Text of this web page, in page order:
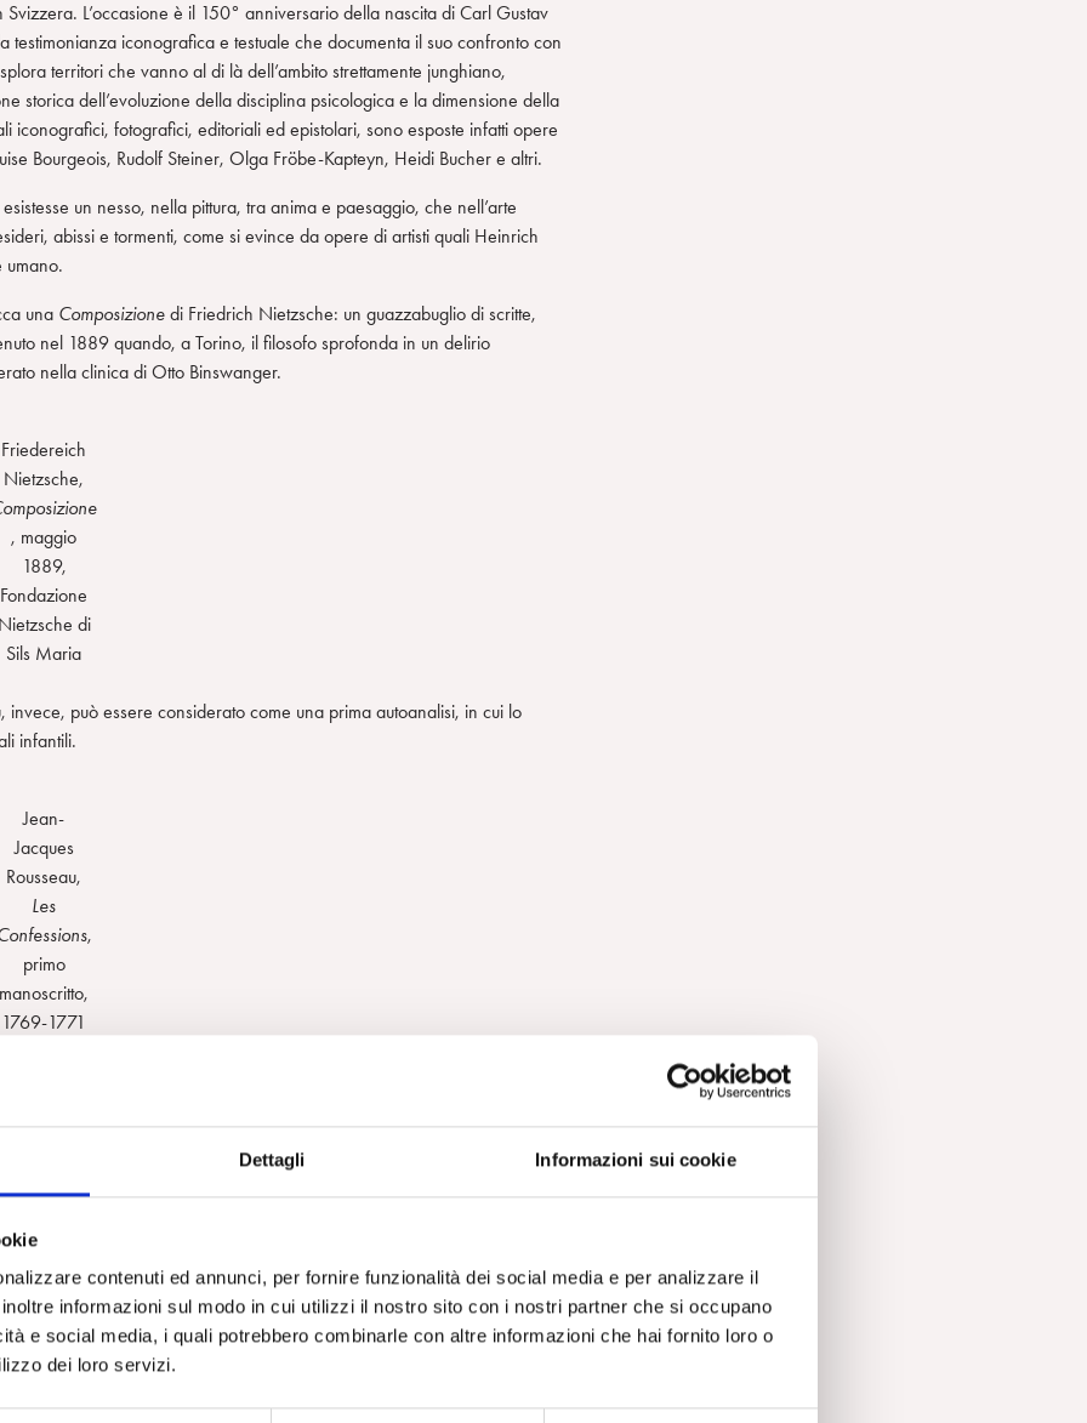
Dettagli Informazioni sui cookie
contenuti ed annunci, per fornire funzionalità dei social media e per analizzare il
informazioni sul modo in cui utilizzi il nostro sito con i nostri partner che si occupano
e social media, i quali potrebbero combinarle con altre informazioni che hai fornito loro o
dei loro servizi.
L’occasione è il 150° anniversario della nascita di Carl Gustav
testimonianza iconografica e testuale che documenta il suo confronto con
territori che vanno al di là dell’ambito strettamente junghiano,
storica dell’evoluzione della disciplina psicologica e la dimensione della
iconografici, fotografici, editoriali ed epistolari, sono esposte infatti opere
Bourgeois, Rudolf Steiner, Olga Fröbe-Kapteyn, Heidi Bucher e altri.
un nesso, nella pittura, tra anima e paesaggio, che nell’arte
abissi e tormenti, come si evince da opere di artisti quali Heinrich
umano.
una Composizione di Friedrich Nietzsche: un guazzabuglio di scritte,
nel 1889 quando, a Torino, il filosofo sprofonda in un delirio
nella clinica di Otto Binswanger.
Friedereich
Nietzsche,
, maggio
1889,
Fondazione
Nietzsche di
Sils Maria
invece, può essere considerato come una prima autoanalisi, in cui lo
infantili.
Jean-
Jacques
Rousseau,
Les
,
primo
manoscritto,
1769-1771
ricoverate in sanatori e case di cura cantonali, in modo tale
silenziato in nome della ragione illuminata. L’anima
come documentato da fotografie, modellini e attrezzature
ricoverati funziona come un panottico in cui ogni angolo della stanza,
realizzate da pazienti psichiatrici, che documentano il
sia quella di camicie di forza, anche per bambini, che assurgeranno
cartone con